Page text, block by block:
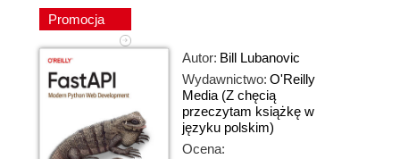
Promocja
Autor: Bill Lubanovic
Wydawnictwo: O'Reilly
Media (Z chęcią
przeczytam książkę w
języku polskim)
Ocena: